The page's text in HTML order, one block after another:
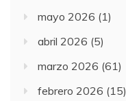
mayo 2026 (1)
abril 2026 (5)
marzo 2026 (61)
febrero 2026 (15)